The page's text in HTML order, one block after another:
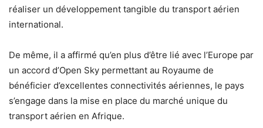
réaliser un développement tangible du transport aérien
international.
De même, il a affirmé qu’en plus d’être lié avec l’Europe par
un accord d’Open Sky permettant au Royaume de
bénéficier d’excellentes connectivités aériennes, le pays
s’engage dans la mise en place du marché unique du
transport aérien en Afrique.